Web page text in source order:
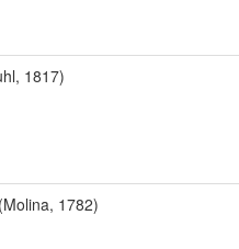
1817)
(Molina, 1782)